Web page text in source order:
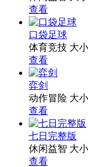
查看
口袋足球
体育竞技 大
查看
弈剑
动作冒险 大
查看
七日完整版
休闲益智 大
查看